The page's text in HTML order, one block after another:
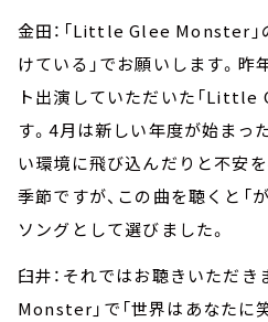
金田：「Little Glee Monster」
けている」でお願いします。
ト出演していただいた「
す。4月は新しい年度が始まっ
い環境に飛び込んだりと不安
季節ですが、この曲を聴くと「
ソングとして選びました。
臼井：それではお聴きいただ
Monster」で「世界はあなたに